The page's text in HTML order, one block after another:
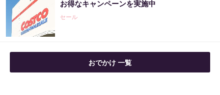
お得なキャンペーンを実施中
セール
おでかけ 一覧